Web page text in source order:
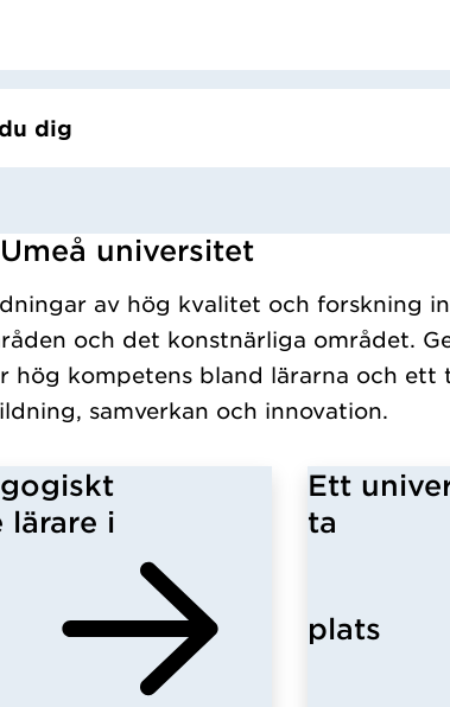
dig
universitet
av hög kvalitet och forskning
och det konstnärliga området.
hög kompetens bland lärarna och ett
samverkan och innovation.
lärare i
Ett
ta
plats